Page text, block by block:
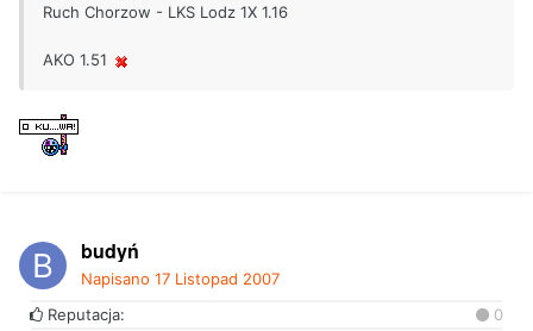
Ruch Chorzow - LKS Lodz 1X 1.16
AKO 1.51
budyń
Napisano 17 Listopad 2007
Reputacja:
0